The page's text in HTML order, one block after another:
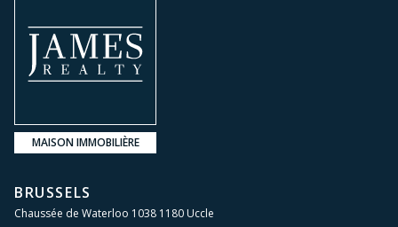
MAISON IMMOBILIÈRE
BRUSSELS
Chaussée de Waterloo 1038 1180 Uccle